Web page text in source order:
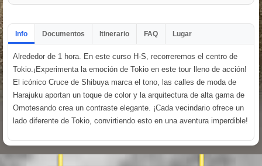
Info Documentos Itinerario FAQ Lugar
Alrededor de 1 hora. En este curso H-S, recorreremos el centro de
Tokio.¡Experimenta la emoción de Tokio en este tour lleno de acción!
El icónico Cruce de Shibuya marca el tono, las calles de moda de
Harajuku aportan un toque de color y la arquitectura de alta gama de
Omotesando crea un contraste elegante. ¡Cada vecindario ofrece un
lado diferente de Tokio, convirtiendo esto en una aventura imperdible!